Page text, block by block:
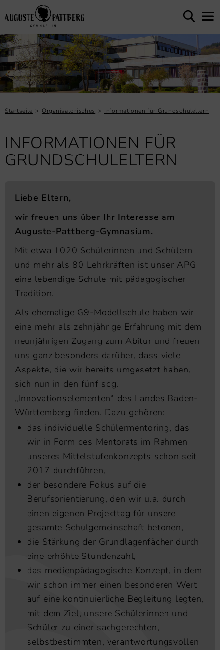
Startseite Organisatorisches Informationen für Grundschuleltern
INFORMATIONEN FÜR
GRUNDSCHULELTERN
Liebe Eltern,
wir freuen uns über Ihr Interesse am
Auguste-Pattberg-Gymnasium.
Mit etwa 1020 Schülerinnen und Schülern
und mehr als 80 Lehrkräften ist unser APG
eine lebendige Schule mit pädagogischer
Tradition.
Als ehemalige G9-Modellschule haben wir
eine mehr als zehnjährige Erfahrung mit dem
neunjährigen Zugang zum Abitur und freuen
uns ganz besonders darüber, dass viele
Aspekte, die wir bereits umgesetzt haben,
sich nun in den fünf sog.
„Innovationselementen“ des Landes Baden-
Württemberg finden. Dazu gehören:
das individuelle Schülermentoring, das
wir in Form des Mentorats im Rahmen
unseres Mittelstufenkonzepts schon seit
2017 durchführen,
der besondere Fokus auf die
Berufsorientierung, den wir u.a. durch
einen eigenen Projekttag für unsere
gesamte Schulgemeinschaft betonen,
die Stärkung der Grundlagenfächer durch
eine erhöhte Stundenzahl,
das medienpädagogische Konzept, in dem
wir schon immer einen besonderen Wert
auf eine kontinuierliche Begleitung legten,
mit dem Ziel, unsere Schülerinnen und
Schüler zu einer sachgerechten,
selbstbestimmten, verantwortungsvollen